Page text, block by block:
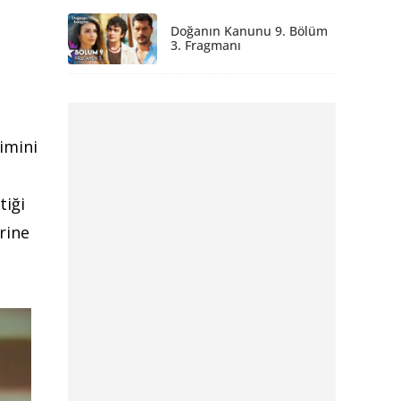
Doğanın Kanunu 9. Bölüm
3. Fragmanı